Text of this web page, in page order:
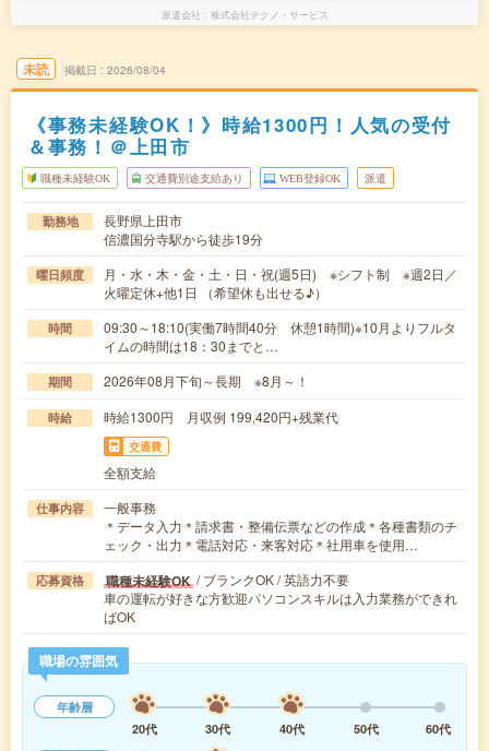
派遣会社 株式会社テクノ・サービス
未読 掲載日 2026/08/04
《事務未経験OK！》時給1300円！人気の受付
＆事務！＠上田市
職種未経験OK 交通費別途支給あり WEB登録OK 派遣
勤務地
長野県上田市
信濃国分寺駅から徒歩19分
曜日頻度
月・水・木・金・土・日・祝(週5日) ※シフト制 ※週2日／
火曜定休+他1日 （希望休も出せる♪）
時間
09:30～18:10(実働7時間40分 休憩1時間)※10月よりフルタ
イムの時間は18：30までと…
期間 2026年08月下旬～長期 ※8月～！
時給 時給1300円 月収例 199,420円+残業代
交通費
全額支給
仕事内容
一般事務
＊データ入力＊請求書・整備伝票などの作成＊各種書類のチ
ェック・出力＊電話対応・来客対応＊社用車を使用…
応募資格 職種未経験OK / ブランクOK / 英語力不要
車の運転が好きな方歓迎パソコンスキルは入力業務ができれ
ばOK
職場の雰囲気
年齢層
20代
30代 40代 50代
60代